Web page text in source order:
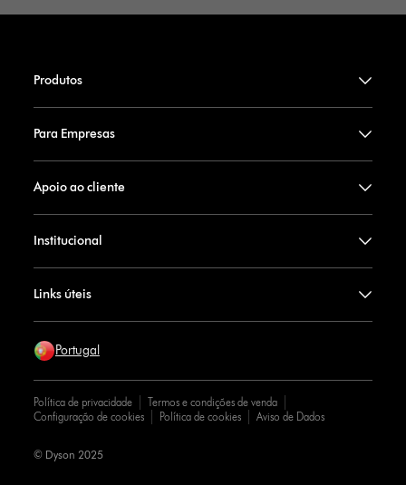
Produtos
Para Empresas
Apoio ao cliente
Institucional
Links úteis
Portugal
Política de privacidade
Termos e condições de venda
Configuração de cookies
Política de cookies Aviso de Dados
© Dyson 2025